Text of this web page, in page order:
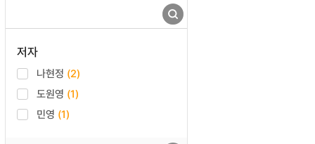
저자
나현정 (2)
도원영 (1)
민영 (1)